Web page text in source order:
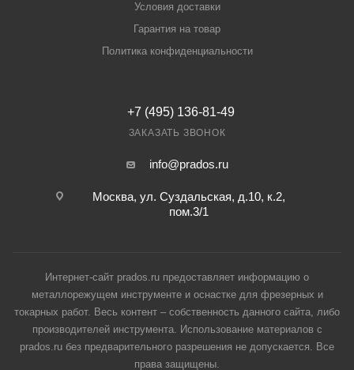
Условия доставки
Гарантия на товар
Политика конфиденциальности
+7 (495) 136-81-49
ЗАКАЗАТЬ ЗВОНОК
info@prados.ru
Москва, ул. Суздальская, д.10, к.2,
пом.3/1
Интернет-сайт prados.ru предоставляет информацию о
металлорежущем инструменте и оснастке для фрезерных и
токарных работ. Весь контент – собственность данного сайта, либо
производителей инструмента. Использование материалов с
prados.ru без предварительного разрешения не допускается. Все
права защищены.